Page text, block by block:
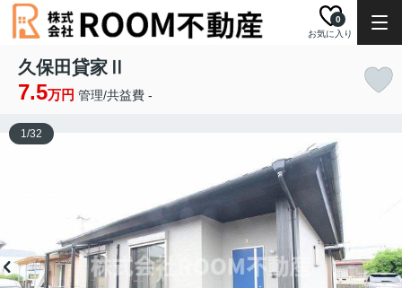
お気に入り
0
久保田貸家Ⅱ
7.5万円 管理/共益費 -
1/32